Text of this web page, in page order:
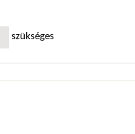
szükséges